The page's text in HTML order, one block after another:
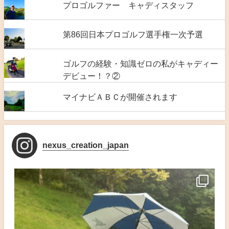
プロゴルファー キャディスタッフ
第86回日本プロゴルフ選手権一次予選
ゴルフの経験・知識ゼロの私がキャディー
デビュー！？②
マイナビＡＢＣが開催されます
nexus_creation_japan